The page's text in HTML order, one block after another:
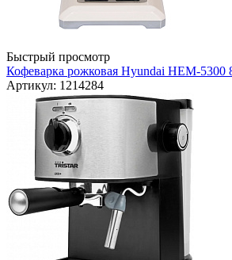
Быстрый просмотр
Кофеварка рожковая Hyundai HEM-5300
Артикул: 1214284